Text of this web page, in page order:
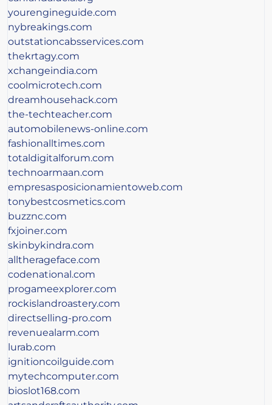
yourengineguide.com
nybreakings.com
outstationcabsservices.com
thekrtagy.com
xchangeindia.com
coolmicrotech.com
dreamhousehack.com
the-techteacher.com
automobilenews-online.com
fashionalltimes.com
totaldigitalforum.com
technoarmaan.com
empresasposicionamientoweb.com
tonybestcosmetics.com
buzznc.com
fxjoiner.com
skinbykindra.com
alltherageface.com
codenational.com
progameexplorer.com
rockislandroastery.com
directselling-pro.com
revenuealarm.com
lurab.com
ignitioncoilguide.com
mytechcomputer.com
bioslot168.com